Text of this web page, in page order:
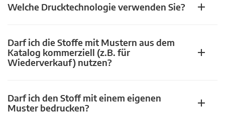
Welche Drucktechnologie verwenden Sie?
Darf ich die Stoffe mit Mustern aus dem
Katalog kommerziell (z.B. für
Wiederverkauf) nutzen?
Darf ich den Stoff mit einem eigenen
Muster bedrucken?